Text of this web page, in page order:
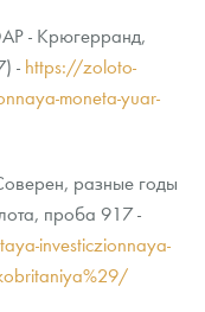
- Крюгерранд,
- https://zoloto-
moneta-yuar-
разные годы
проба 917 -
investiczionnaya-